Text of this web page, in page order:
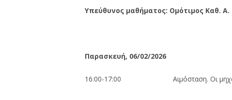
Υπεύθυνος μαθήματος: Ομότιμος Καθ.
Παρασκευή, 06/02/2026
16:00-17:00 Αιμόσταση. Οι